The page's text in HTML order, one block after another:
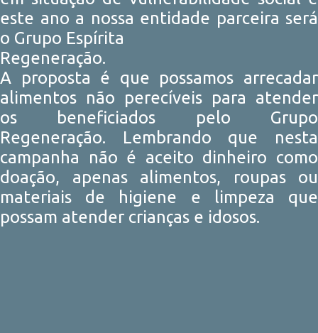
este ano a nossa entidade parceira será
o Grupo Espírita
Regeneração.
A proposta é que possamos arrecadar
alimentos não perecíveis para atender
os beneficiados pelo Grupo
Regeneração. Lembrando que nesta
campanha não é aceito dinheiro como
doação, apenas alimentos, roupas ou
materiais de higiene e limpeza que
possam atender crianças e idosos.